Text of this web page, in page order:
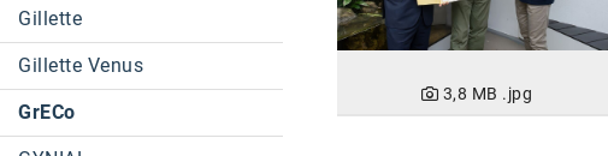
Gillette
Gillette Venus
GrECo
3,8 MB .jpg